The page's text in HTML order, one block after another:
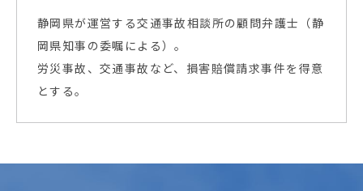
静岡県が運営する交通事故相談所の顧問弁護士（静
岡県知事の委嘱による）。
労災事故、交通事故など、損害賠償請求事件を得意
とする。